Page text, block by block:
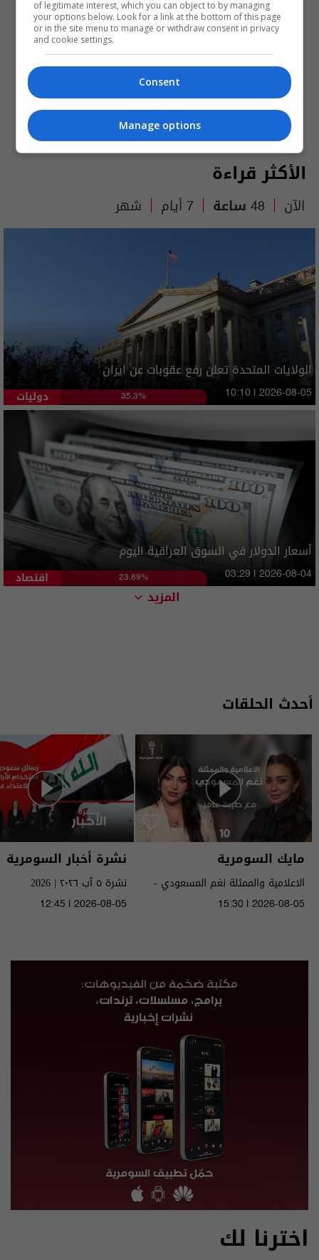
الأكثر قراءة
الآن 48 ساعة 7 أيام شهر
الولايات المتحدة تعلن رفع عقوبات عن ايران
دوليات 35.3% 10:10 | 2026-08-05
أسعار الدولار في السوق العراقية اليوم
اقتصاد 23.89% 03:29 | 2026-08-04
المزيد
أحدث الحلقات
مايك السومرية
الاعلامية والممثلة نغم المسعودي -
15:30 | 2026-08-05
نشرة أخبار السومرية
نشرة ٥ آب ٢٠٢٦ | 2026
12:45 | 2026-08-05
اخترنا لك
of legitimate interest, which you can object to by managing
your options below. Look for a link at the bottom of this page
or in the site menu to manage or withdraw consent in privacy
and cookie settings.
Consent
Manage options